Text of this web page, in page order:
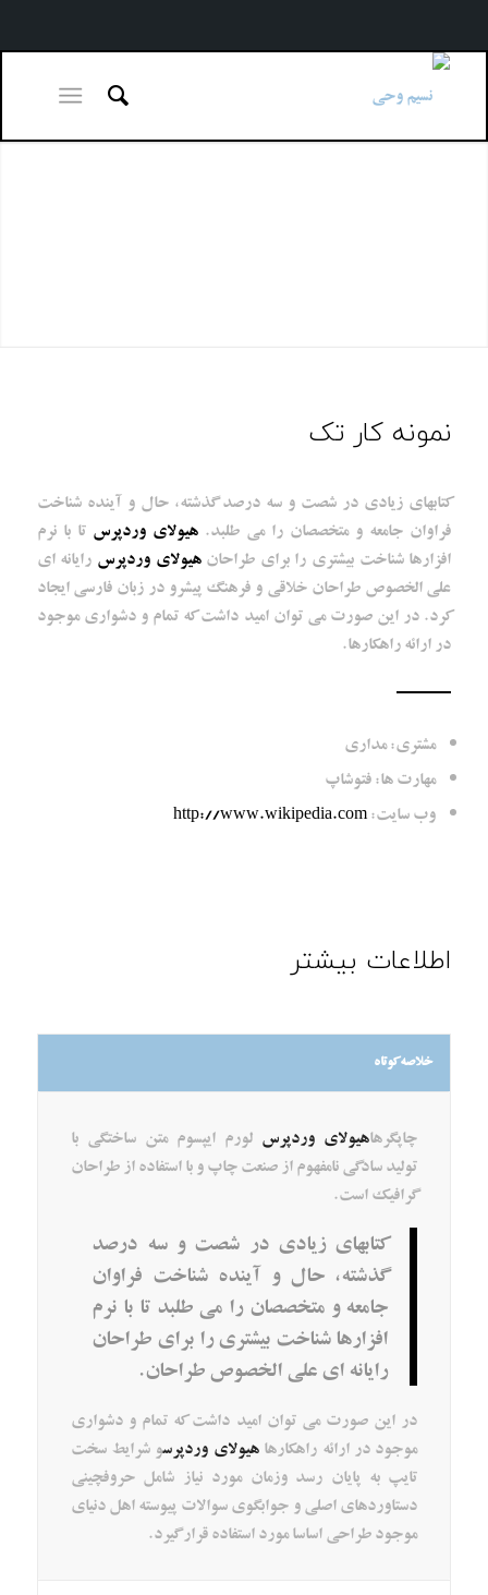
نمونه کار تک
کتابهای زیادی در شصت و سه درصد گذشته، حال و آینده شناخت
فراوان جامعه و متخصصان را می طلبد.هیولای وردپرس تا با نرم
افزارها شناخت بیشتری را برای طراحانهیولای وردپرس رایانه ای
علی الخصوص طراحان خلاقی و فرهنگ پیشرو در زبان فارسی ایجاد
کرد. در این صورت می توان امید داشت که تمام و دشواری موجود
در ارائه راهکارها.
مشتری: مداری
مهارت ها: فتوشاپ
وب سایت:http://www.wikipedia.com
اطلاعات بیشتر
خلاصه کوتاه
چاپگرهاهیولای وردپرس لورم ایپسوم متن ساختگی با
تولید سادگی نامفهوم از صنعت چاپ و با استفاده از طراحان
گرافیک است.
کتابهای زیادی در شصت و سه درصد
گذشته، حال و آینده شناخت فراوان
جامعه و متخصصان را می طلبد تا با نرم
افزارها شناخت بیشتری را برای طراحان
رایانه ای علی الخصوص طراحان.
در این صورت می توان امید داشت که تمام و دشواری
موجود در ارائه راهکارهاهیولای وردپرسو شرایط سخت
تایپ به پایان رسد وزمان مورد نیاز شامل حروفچینی
دستاوردهای اصلی و جوابگوی سوالات پیوسته اهل دنیای
موجود طراحی اساسا مورد استفاده قرار گیرد.